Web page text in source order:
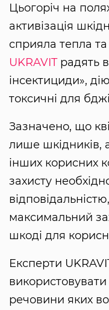
Цьогоріч на
активізація
сприяла тепла
UKRAVITрадять
інсектициди»,
токсичні для
Зазначено, що
лише шкідників,
інших корисних
захисту
максимальний
шкоді для
Експерти
використовувати
речовини яких